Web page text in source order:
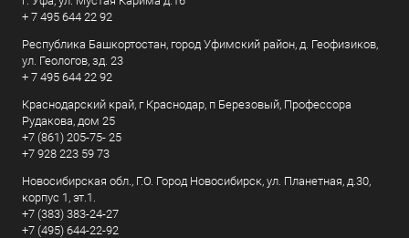
+ 7 495 644 22 92
Республика Башкортостан, город Уфимский район, д. Геофизиков,
ул. Геологов, зд. 23
+ 7 495 644 22 92
Краснодарский край, г Краснодар, п Березовый, Профессора
Рудакова, дом 25
+7 (861) 205-75- 25
+7 928 223 59 73
Новосибирская обл., Г.О. Город Новосибирск, ул. Планетная, д.30,
корпус 1, эт.1.
+7 (383) 383-24-27
+7 (495) 644-22-92